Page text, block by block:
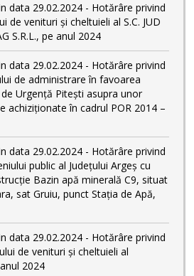
data 29.02.2024 - Hotărâre privind
de venituri și cheltuieli al S.C. JUD
S.R.L., pe anul 2024
data 29.02.2024 - Hotărâre privind
de administrare în favoarea
Urgență Pitești asupra unor
achiziționate în cadrul POR 2014 –
data 29.02.2024 - Hotărâre privind
public al Judeţului Argeş cu
Bazin apă minerală C9, situat
sat Gruiu, punct Stația de Apă,
data 29.02.2024 - Hotărâre privind
de venituri și cheltuieli al
2024